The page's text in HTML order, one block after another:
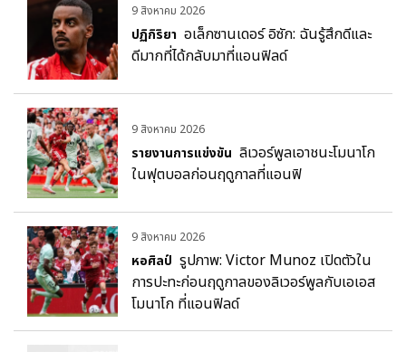
9 สิงหาคม 2026
ปฏิกิริยา อเล็กซานเดอร์ อิซัก: ฉันรู้สึกดีและ
ดีมากที่ได้กลับมาที่แอนฟิลด์
9 สิงหาคม 2026
รายงานการแข่งขัน ลิเวอร์พูลเอาชนะโมนาโก
ในฟุตบอลก่อนฤดูกาลที่แอนฟิ
9 สิงหาคม 2026
หอศิลป์ รูปภาพ: Victor Munoz เปิดตัวใน
การปะทะก่อนฤดูกาลของลิเวอร์พูลกับเอเอส
โมนาโก ที่แอนฟิลด์